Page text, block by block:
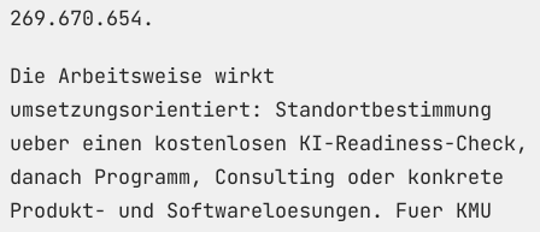
269.670.654.
Die Arbeitsweise wirkt
umsetzungsorientiert: Standortbestimmung
ueber einen kostenlosen KI-Readiness-Check,
danach Programm, Consulting oder konkrete
Produkt- und Softwareloesungen. Fuer KMU